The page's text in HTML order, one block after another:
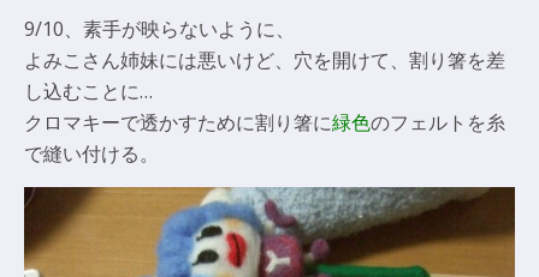
9/10、素手が映らないように、
よみこさん姉妹には悪いけど、穴を開けて、割り箸を差
し込むことに…
クロマキーで透かすために割り箸に緑色のフェルトを糸
で縫い付ける。